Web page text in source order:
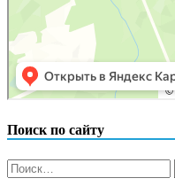
Поиск по сайту
Найти: